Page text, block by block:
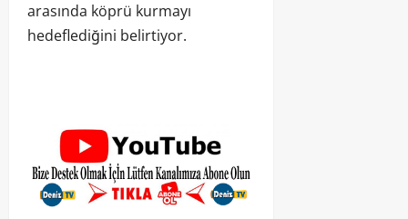
arasında köprü kurmayı
hedeflediğini belirtiyor.